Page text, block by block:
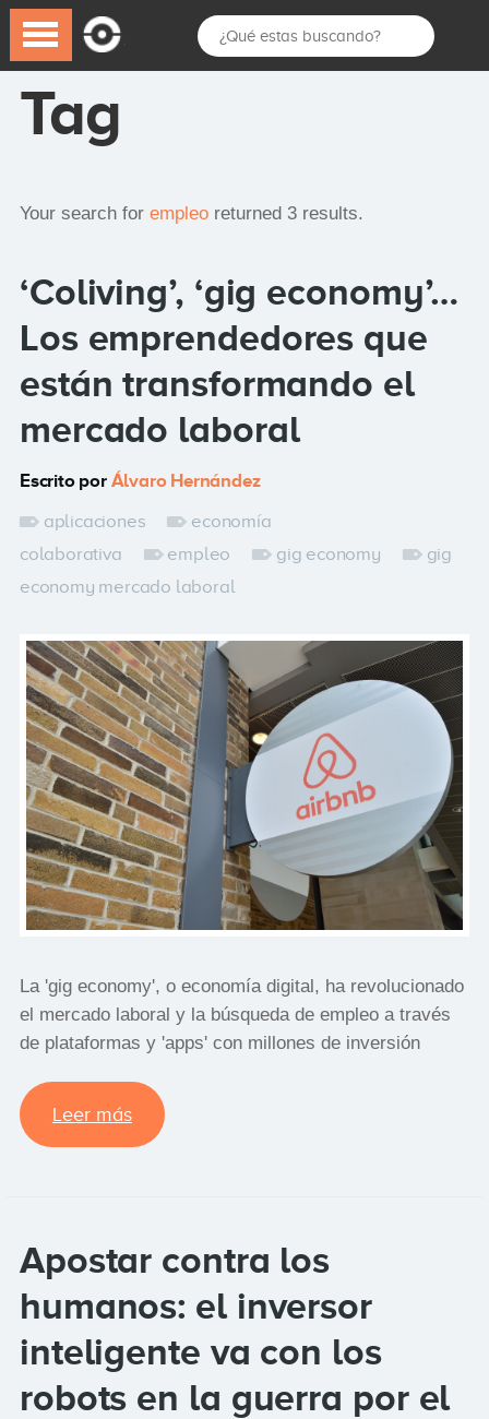
Tag
Your search for empleoreturned 3 results.
‘Coliving’, ‘gig economy’…
Los emprendedores que
están transformando el
mercado laboral
Escrito por Álvaro Hernández
aplicaciones
economía
colaborativa
empleo gig economy
gig
economy mercado laboral
La 'gig economy', o economía digital, ha revolucionado
el mercado laboral y la búsqueda de empleo a través
de plataformas y 'apps' con millones de inversión
Leer más
Apostar contra los
humanos: el inversor
inteligente va con los
robots en la guerra por el